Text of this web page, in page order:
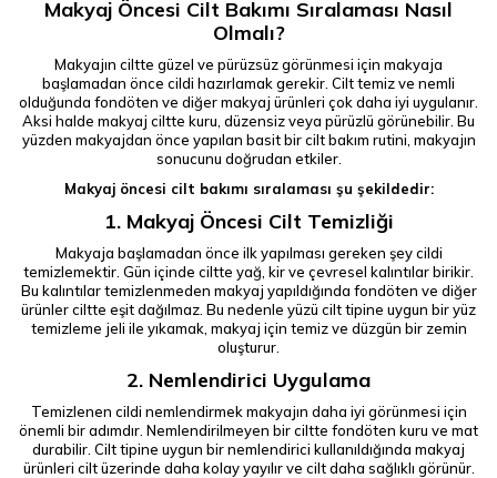
Makyaj Öncesi Cilt Bakımı Sıralaması Nasıl
Olmalı?
Makyajın ciltte güzel ve pürüzsüz görünmesi için makyaja
başlamadan önce cildi hazırlamak gerekir. Cilt temiz ve nemli
olduğunda fondöten ve diğer makyaj ürünleri çok daha iyi uygulanır.
Aksi halde makyaj ciltte kuru, düzensiz veya pürüzlü görünebilir. Bu
yüzden makyajdan önce yapılan basit bir cilt bakım rutini, makyajın
sonucunu doğrudan etkiler.
Makyaj öncesi cilt bakımı sıralaması şu şekildedir:
1. Makyaj Öncesi Cilt Temizliği
Makyaja başlamadan önce ilk yapılması gereken şey cildi
temizlemektir. Gün içinde ciltte yağ, kir ve çevresel kalıntılar birikir.
Bu kalıntılar temizlenmeden makyaj yapıldığında fondöten ve diğer
ürünler ciltte eşit dağılmaz. Bu nedenle yüzü cilt tipine uygun bir yüz
temizleme jeli ile yıkamak, makyaj için temiz ve düzgün bir zemin
oluşturur.
2. Nemlendirici Uygulama
Temizlenen cildi nemlendirmek makyajın daha iyi görünmesi için
önemli bir adımdır. Nemlendirilmeyen bir ciltte fondöten kuru ve mat
durabilir. Cilt tipine uygun bir nemlendirici kullanıldığında makyaj
ürünleri cilt üzerinde daha kolay yayılır ve cilt daha sağlıklı görünür.